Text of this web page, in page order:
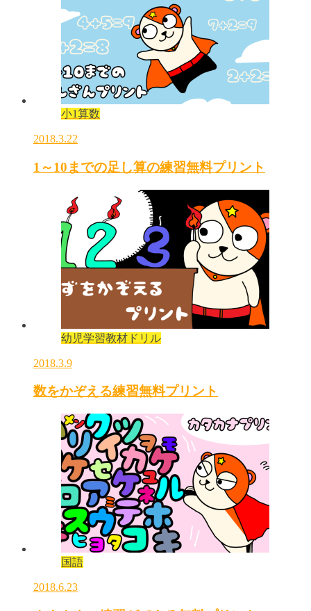
小1算数
2018.3.22
1～10までの足し算の練習無料プリント
幼児学習教材ドリル
2018.3.9
数をかぞえる練習無料プリント
国語
2018.6.23